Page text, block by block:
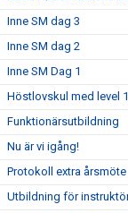
Inne SM dag 3
Inne SM dag 2
Inne SM Dag 1
Höstlovskul med level
Funktionärsutbildning
Nu är vi igång!
Protokoll extra årsmöte
Utbildning för